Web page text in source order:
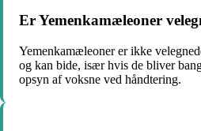
Er Yemenkamæleoner
Yemenkamæleoner er ikke
og kan bide, især hvis de bliver
opsyn af voksne ved håndtering.